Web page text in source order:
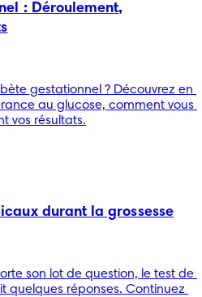
: Déroulement,
gestationnel ? Découvrez en
au glucose, comment vous
vos résultats.
durant la grossesse
son lot de question, le test de
quelques réponses. Continuez